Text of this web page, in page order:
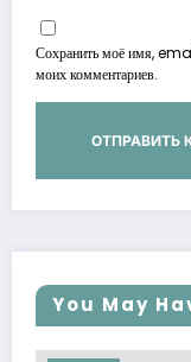
Сохранить моё имя,
моих комментариев.
You May